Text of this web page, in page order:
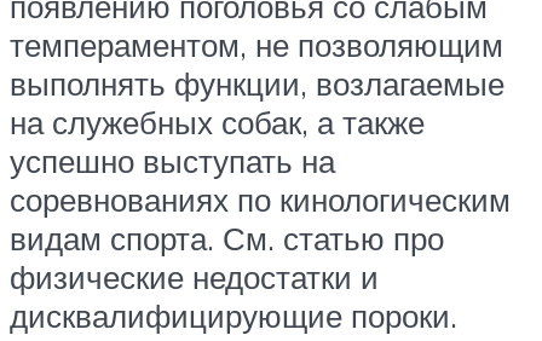
темпераментом, не позволяющим
выполнять функции, возлагаемые
на служебных собак, а также
успешно выступать на
соревнованиях по кинологическим
видам спорта. См. статью про
физические недостатки и
дисквалифицирующие пороки.